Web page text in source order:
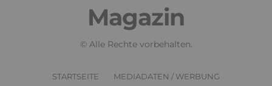
Magazin
© Alle Rechte vorbehalten.
STARTSEITE MEDIADATEN / WERBUNG